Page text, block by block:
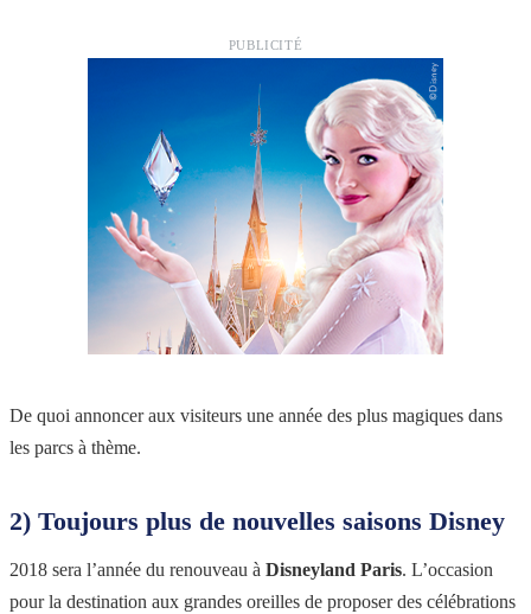
PUBLICITÉ
De quoi annoncer aux visiteurs une année des plus magiques dans
les parcs à thème.
2) Toujours plus de nouvelles saisons Disney
2018 sera l’année du renouveau à Disneyland Paris. L’occasion
pour la destination aux grandes oreilles de proposer des célébrations